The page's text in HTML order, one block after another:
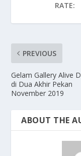
RATE:
PREVIOUS
Gelam Gallery Alive
di Dua Akhir Pekan
November 2019
ABOUT THE